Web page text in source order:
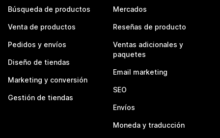
Búsqueda de productos
Venta de productos
Pedidos y envíos
Diseño de tiendas
Marketing y conversión
Gestión de tiendas
Mercados
Reseñas de producto
Ventas adicionales y
paquetes
Email marketing
SEO
Envíos
Moneda y traducción